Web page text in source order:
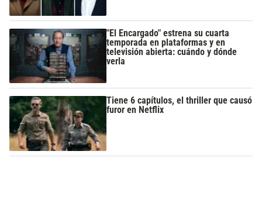
"El Encargado" estrena su cuarta
temporada en plataformas y en
televisión abierta: cuándo y dónde
verla
Tiene 6 capítulos, el thriller que causó
furor en Netflix